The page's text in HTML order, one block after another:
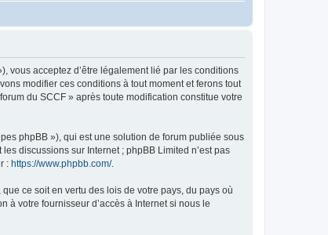
vous acceptez d’être légalement lié par les conditions
modifier ces conditions à tout moment et ferons tout
du SCCF » après toute modification constitue votre
phpBB »), qui est une solution de forum publiée sous
discussions sur Internet ; phpBB Limited n’est pas
: https://www.phpbb.com/.
ce soit en vertu des lois de votre pays, du pays où
à votre fournisseur d’accès à Internet si nous le